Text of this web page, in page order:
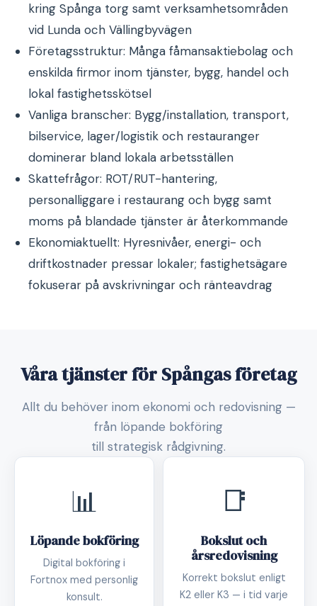
kring Spånga torg samt verksamhetsområden
vid Lunda och Vällingbyvägen
Företagsstruktur: Många fåmansaktiebolag och
enskilda firmor inom tjänster, bygg, handel och
lokal fastighetsskötsel
Vanliga branscher: Bygg/installation, transport,
bilservice, lager/logistik och restauranger
dominerar bland lokala arbetsställen
Skattefrågor: ROT/RUT-hantering,
personalliggare i restaurang och bygg samt
moms på blandade tjänster är återkommande
Ekonomiaktuellt: Hyresnivåer, energi- och
driftkostnader pressar lokaler; fastighetsägare
fokuserar på avskrivningar och ränteavdrag
Våra tjänster för Spångas företag
Allt du behöver inom ekonomi och redovisning —
från löpande bokföring
till strategisk rådgivning.
📊
Löpande bokföring
Digital bokföring i
Fortnox med personlig
konsult.
📑
Bokslut och
årsredovisning
Korrekt bokslut enligt
K2 eller K3 — i tid varje